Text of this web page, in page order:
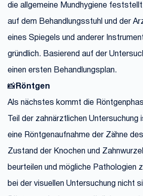
die allgemeine Mundhygiene
auf dem Behandlungsstuhl und der
eines Spiegels und anderer
gründlich. Basierend auf der
einen ersten Behandlungsplan.
📸 Röntgen
Als nächstes kommt die
Teil der zahnärztlichen
eine Röntgenaufnahme der Zähne
Zustand der Knochen und
beurteilen und mögliche Pathologien
bei der visuellen Untersuchung nicht